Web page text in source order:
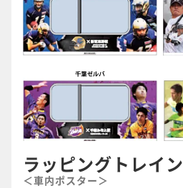
ラッピングトレイ
＜車内ポスター＞